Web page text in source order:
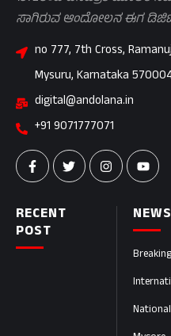
NEWS
National
RECENT
POST
ಸಾಗಿರುವ ಆಂದೋಲನ ಈಗ
no 777, 7th Cross,
Mysuru, Karnataka
digital@andolana.in
+91 9071777071